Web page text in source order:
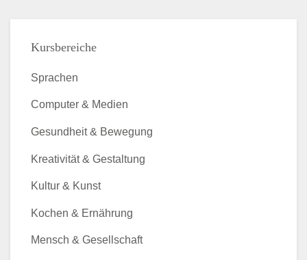
Kursbereiche
Sprachen
Computer & Medien
Gesundheit & Bewegung
Kreativität & Gestaltung
Kultur & Kunst
Kochen & Ernährung
Mensch & Gesellschaft